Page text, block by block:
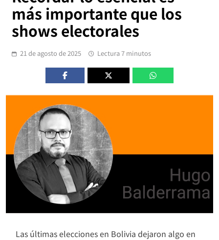
más importante que los
shows electorales
21 de agosto de 2025 Lectura 7 minutos
Las últimas elecciones en Bolivia dejaron algo en